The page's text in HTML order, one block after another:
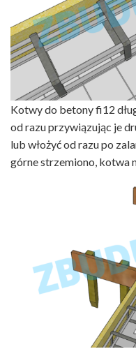
Kotwy do betony fi12
od razu przywiązując je
lub włożyć od razu po
górne strzemiono, kotwa